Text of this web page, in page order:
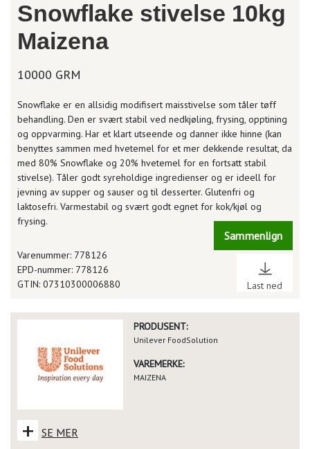
Snowflake stivelse 10kg
Maizena
10000 GRM
Snowflake er en allsidig modifisert maisstivelse som tåler tøff
behandling. Den er svært stabil ved nedkjøling, frysing, opptining
og oppvarming. Har et klart utseende og danner ikke hinne (kan
benyttes sammen med hvetemel for et mer dekkende resultat, da
med 80% Snowflake og 20% hvetemel for en fortsatt stabil
stivelse). Tåler godt syreholdige ingredienser og er ideell for
jevning av supper og sauser og til desserter. Glutenfri og
laktosefri. Varmestabil og svært godt egnet for kok/kjøl og
frysing.
Sammenlign
Last ned
Varenummer: 778126
EPD-nummer: 778126
GTIN: 07310300006880
PRODUSENT:
Unilever FoodSolution
VAREMERKE:
MAIZENA
+ SE MER